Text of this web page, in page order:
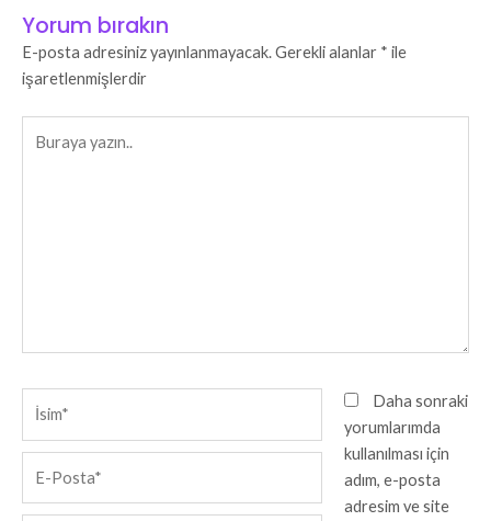
Yorum bırakın
E-posta adresiniz yayınlanmayacak.Gerekli alanlar * ile
işaretlenmişlerdir
yazın..
Posta*
Daha sonraki
yorumlarımda
kullanılması için
adım, e-posta
adresim ve site